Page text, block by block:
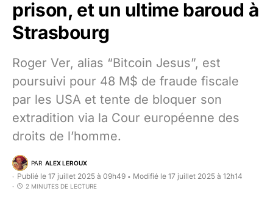
prison, et un ultime baroud à
Strasbourg
Roger Ver, alias “Bitcoin Jesus”, est
poursuivi pour 48 M$ de fraude fiscale
par les USA et tente de bloquer son
extradition via la Cour européenne des
droits de l’homme.
PAR ALEX LEROUX
Publié le 17 juillet 2025 à 09h49 • Modifié le 17 juillet 2025 à 12h14
2 MINUTES DE LECTURE